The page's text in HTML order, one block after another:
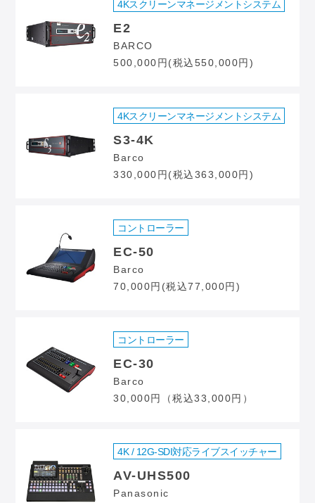
4Kスクリーンマネージメントシステム
E2
BARCO
500,000円(税込550,000円)
4Kスクリーンマネージメントシステム
S3-4K
Barco
330,000円(税込363,000円)
コントローラー
EC-50
Barco
70,000円(税込77,000円)
コントローラー
EC-30
Barco
30,000円（税込33,000円）
4K / 12G-SDI対応ライブスイッチャー
AV-UHS500
Panasonic